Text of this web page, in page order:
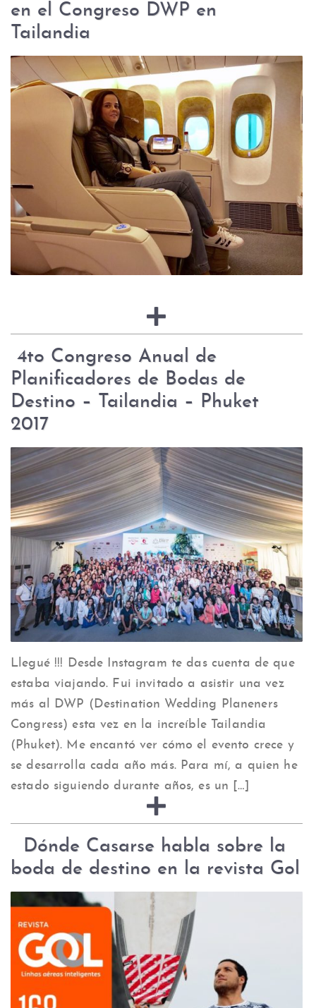
en el Congreso DWP en
Tailandia
4to Congreso Anual de
Planificadores de Bodas de
Destino – Tailandia – Phuket
2017
Llegué !!! Desde Instagram te das cuenta de que
estaba viajando. Fui invitado a asistir una vez
más al DWP (Destination Wedding Planeners
Congress) esta vez en la increíble Tailandia
(Phuket). Me encantó ver cómo el evento crece y
se desarrolla cada año más. Para mí, a quien he
estado siguiendo durante años, es un […]
Dónde Casarse habla sobre la
boda de destino en la revista Gol